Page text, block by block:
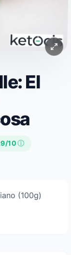
El
9/10ⓘ
(100g)